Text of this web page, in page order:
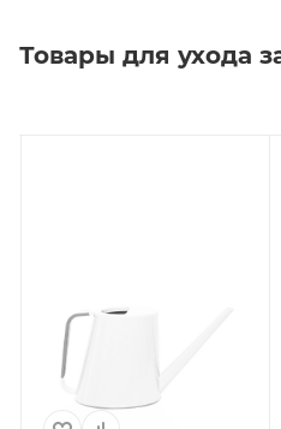
Товары для ухода